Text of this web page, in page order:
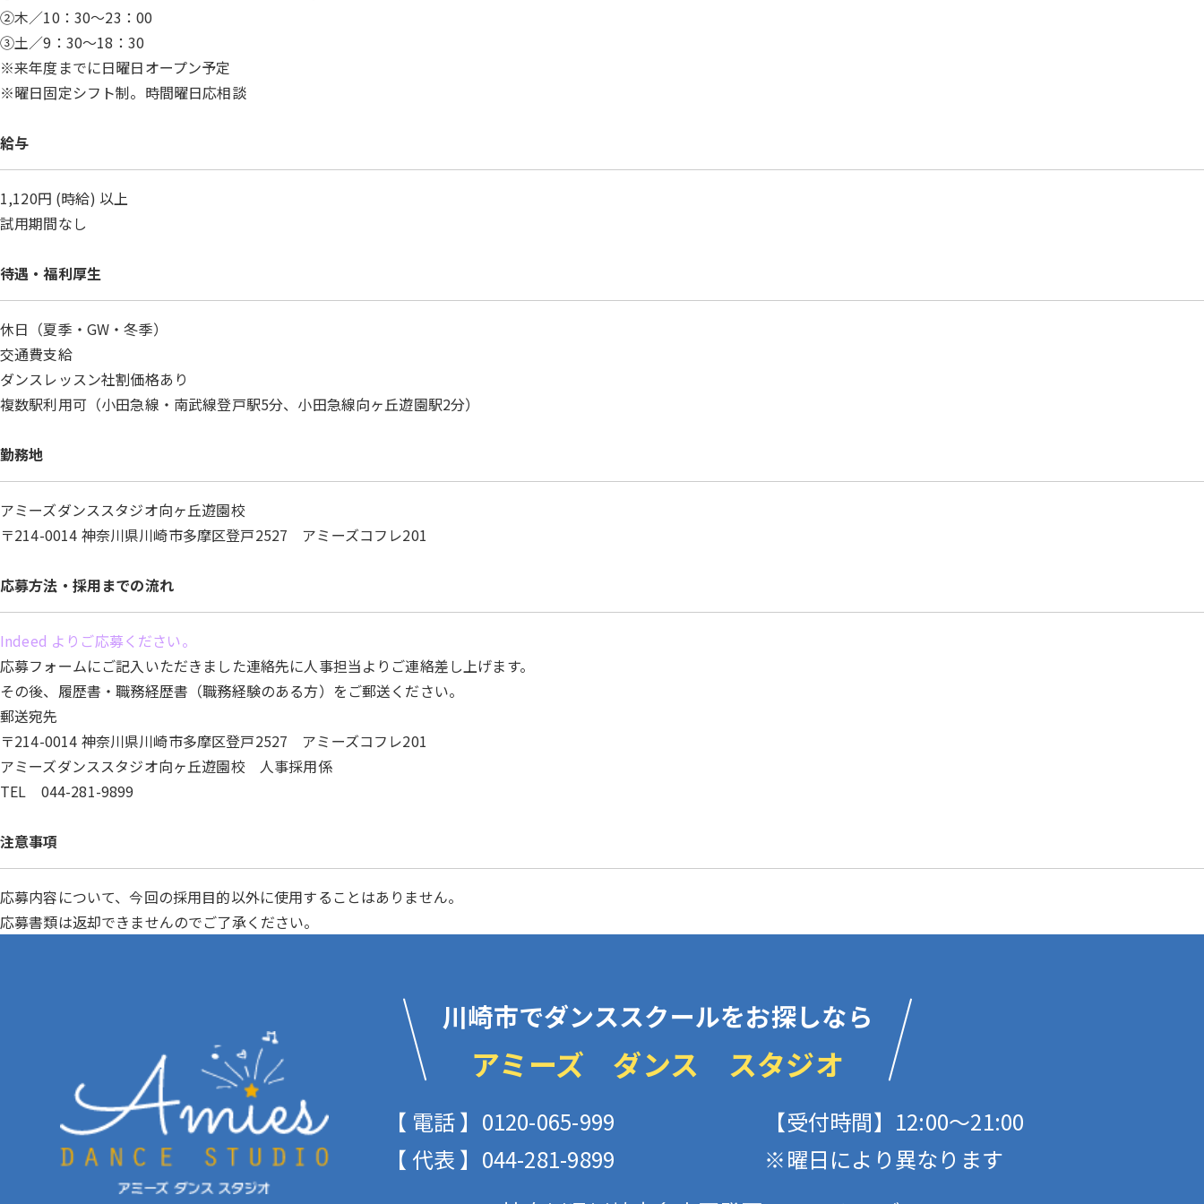
②木／10：30～23：00
③土／9：30～18：30
※来年度までに日曜日オープン予定
※曜日固定シフト制。時間曜日応相談
給与
1,120円 (時給) 以上
試用期間なし
待遇・福利厚生
休日（夏季・GW・冬季）
交通費支給
ダンスレッスン社割価格あり
複数駅利用可（小田急線・南武線登戸駅5分、小田急線向ヶ丘遊園駅2分）
勤務地
アミーズダンススタジオ向ヶ丘遊園校
〒214-0014 神奈川県川崎市多摩区登戸2527 アミーズコフレ201
応募方法・ 採用までの流れ
Indeed よりご応募ください。
応募フォームにご記入いただきました連絡先に人事担当よりご連絡差し上げます。
その後、履歴書・職務経歴書（職務経験のある方）をご郵送ください。
郵送宛先
〒214-0014 神奈川県川崎市多摩区登戸2527 アミーズコフレ201
アミーズダンススタジオ向ヶ丘遊園校 人事採用係
TEL 044-281-9899
注意事項
応募内容について、今回の採用目的以外に使用することはありません。
応募書類は返却できませんのでご了承ください。
川崎市でダンススクールをお探しなら
アミーズ ダンス スタジオ
【 電話 】0120-065-999
【 代表 】044-281-9899
【受付時間】12:00〜21:00
※曜日により異なります